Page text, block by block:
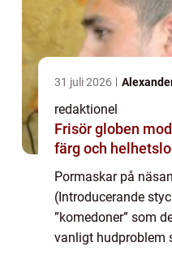
31 juli 2026
redaktionel
Frisör globen modern salong för hår,
färg och
Pormaskar på
(Introducerande
”komedoner” som
vanligt hudproblem